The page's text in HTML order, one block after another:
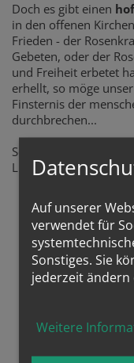
Doch es gibt einen
in den offenen
Frieden - der
Gebeten, oder der
und Freiheit erbetet
erhellt, so möge
Finsternis der
durchbrechen...
So kann man in vielen
Lichterl entzünden...
Auf unserer
verwendet für
Sonstiges. Sie
jederzeit
Weitere